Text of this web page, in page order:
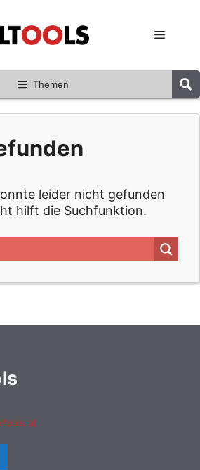
Menü
Themen
leider nicht gefunden
hilft die Suchfunktion.